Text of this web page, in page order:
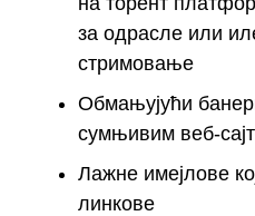
за одрасле или
стримовање
Обмањујући
сумњивим веб-
Лажне имејлове
линкове